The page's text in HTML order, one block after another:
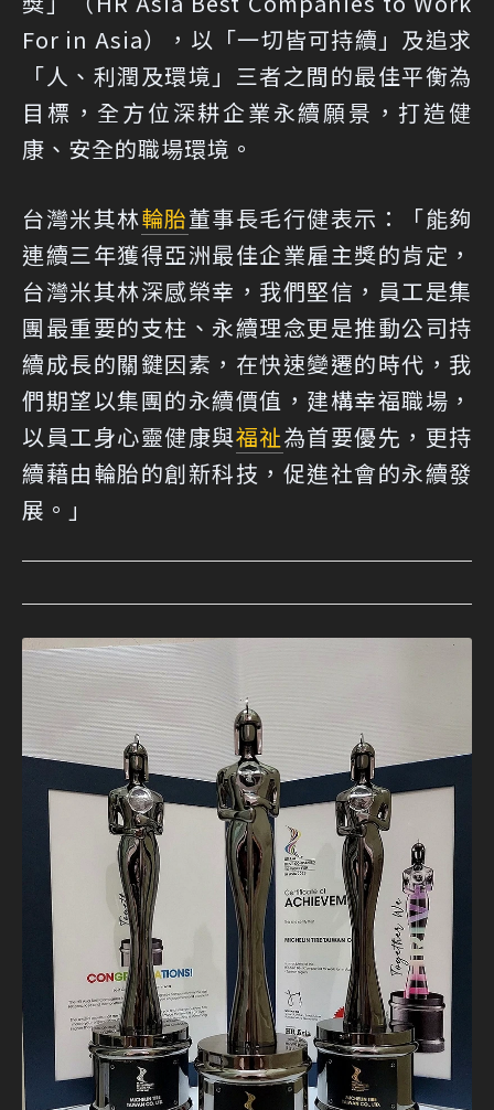
For in Asia），以「一切皆可持續」及追求
「人、利潤及環境」三者之間的最佳平衡為
目標，全方位深耕企業永續願景，打造健
康、安全的職場環境。
台灣米其林輪胎董事長毛行健表示：「能夠
連續三年獲得亞洲最佳企業雇主獎的肯定，
台灣米其林深感榮幸，我們堅信，員工是集
團最重要的支柱、永續理念更是推動公司持
續成長的關鍵因素，在快速變遷的時代，我
們期望以集團的永續價值，建構幸福職場，
以員工身心靈健康與福祉為首要優先，更持
續藉由輪胎的創新科技，促進社會的永續發
展。」